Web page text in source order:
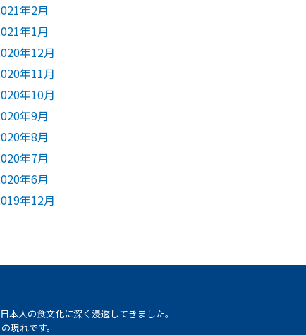
年2月
年1月
年12月
年11月
年10月
年9月
年8月
年7月
年6月
年12月
人の食文化に深く浸透してきました。
現れです。